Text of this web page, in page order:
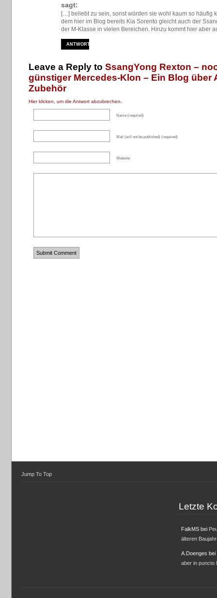
sagt:
[…] beliebt zu sein, sonst würden sie wohl kaum so häufig
dem hier im Blog bereits Kia Sorento gleicht auch der
der M-Klasse in vielen Bereichen. Hinzu kommt hier aber
ANTWORTEN
Leave a Reply to SsangYong Rexton –
günstiger Mercedes-Klon – Ein Blog über
Zubehör
Hier klicken, um die Antwort abzubrechen.
Name (required)
Mail (will not be published) (required)
Website
Jump To Top
Letzte
FalkMSbei
älteren
A.Doenges bei
aber in puncto